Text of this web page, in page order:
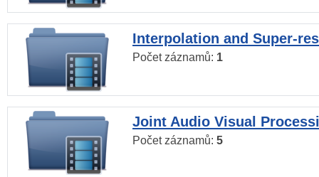
Interpolation and Super-
Počet záznamů: 1
Joint Audio Visual
Počet záznamů: 5